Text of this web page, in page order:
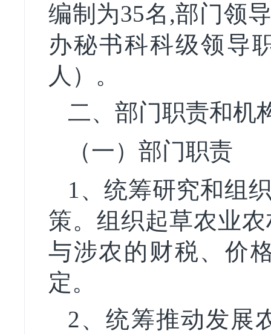
编制为35名,部门领
办秘书科科级领导
人）。
二、部门职责和机
（一）部门职责
1、统筹研究和组
策。组织起草农业
与涉农的财税、价
定。
2、统筹推动发展